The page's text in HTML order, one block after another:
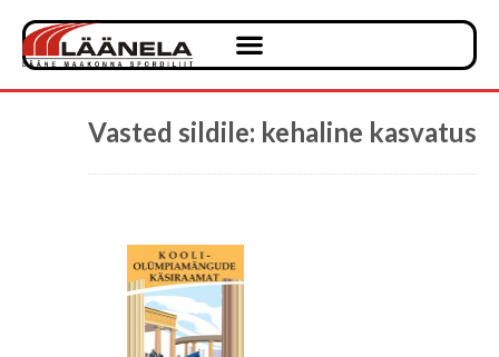
Vasted sildile: kehaline kasvatus